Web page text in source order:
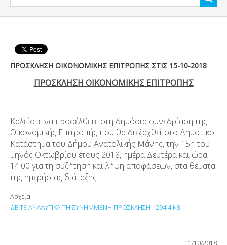
ΠΡΟΣΚΛΗΣΗ ΟΙΚΟΝΟΜΙΚΗΣ ΕΠΙΤΡΟΠΗΣ ΣΤΙΣ 15-10-2018
ΠΡΟΣΚΛΗΣΗ ΟΙΚΟΝΟΜΙΚΗΣ ΕΠΙΤΡΟΠΗΣ
Καλείστε να προσέλθετε στη δημόσια συνεδρίαση της
Οικονομικής Επιτροπής που θα διεξαχθεί στο Δημοτικό
Κατάστημα του Δήμου Ανατολικής Μάνης, την 15η του
μηνός Οκτωβρίου έτους 2018, ημέρα Δευτέρα και ώρα
14:00 για τη συζήτηση και λήψη αποφάσεων, στα θέματα
της ημερήσιας διάταξης
Αρχεία
ΔΕΙΤΕ ΑΝΑΛΥΤΙΚΑ ΤΗ ΣΥΝΗΜΜΕΝΗ ΠΡΟΣΚΛΗΣΗ - 294.4 KB
11/10/2018